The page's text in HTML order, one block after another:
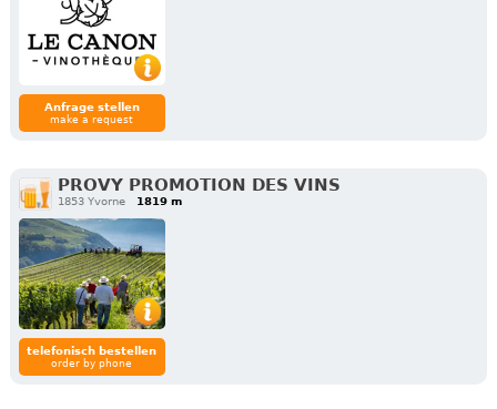
Anfrage stellen
make a request
PROVY PROMOTION DES VINS
1853 Yvorne 1819 m
telefonisch bestellen
order by phone